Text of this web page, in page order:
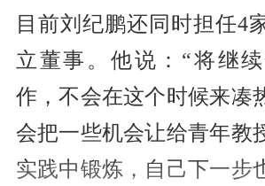
目前刘纪鹏还同时担任4
立董事。他说：“将继
作，不会在这个时候来凑
会把一些机会让给青年教
实践中锻炼，自己下一步